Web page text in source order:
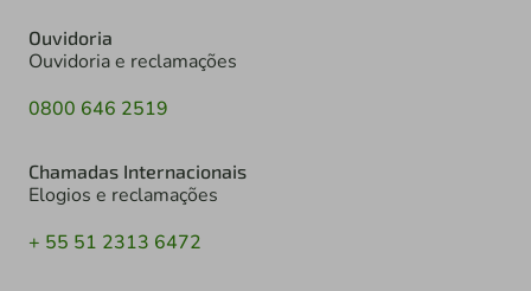
Ouvidoria
Ouvidoria e reclamações
0800 646 2519
Chamadas Internacionais
Elogios e reclamações
+ 55 51 2313 6472